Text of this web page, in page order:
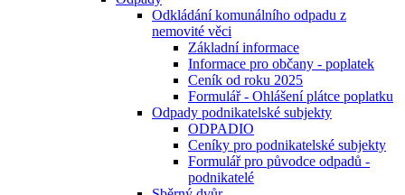
Odkládání komunálního odpadu z
nemovité věci
Základní informace
Informace pro občany - poplatek
Ceník od roku 2025
Formulář - Ohlášení plátce poplatku
Odpady podnikatelské subjekty
ODPADIO
Ceníky pro podnikatelské subjekty
Formulář pro původce odpadů -
podnikatelé